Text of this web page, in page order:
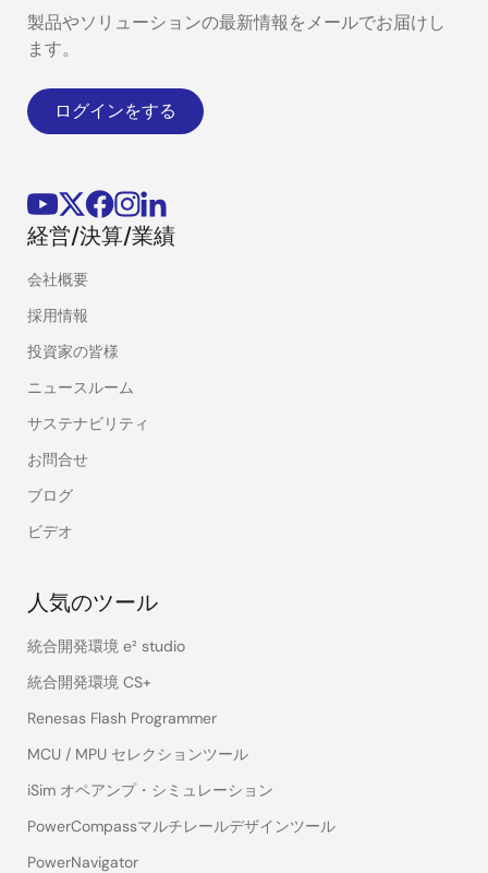
製品やソリューションの最新情報をメールでお届けし
ます。
ログインをする
経営/決算/業績
会社概要
採用情報
投資家の皆様
ニュースルーム
サステナビリティ
お問合せ
ブログ
ビデオ
人気のツール
統合開発環境 e² studio
統合開発環境 CS+
Renesas Flash Programmer
MCU / MPU セレクションツール
iSim オペアンプ・シミュレーション
PowerCompassマルチレールデザインツール
PowerNavigator